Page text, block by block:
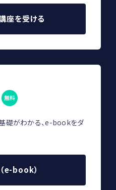
座を受ける
無料
礎がわかる、e-bookをダ
e-book）